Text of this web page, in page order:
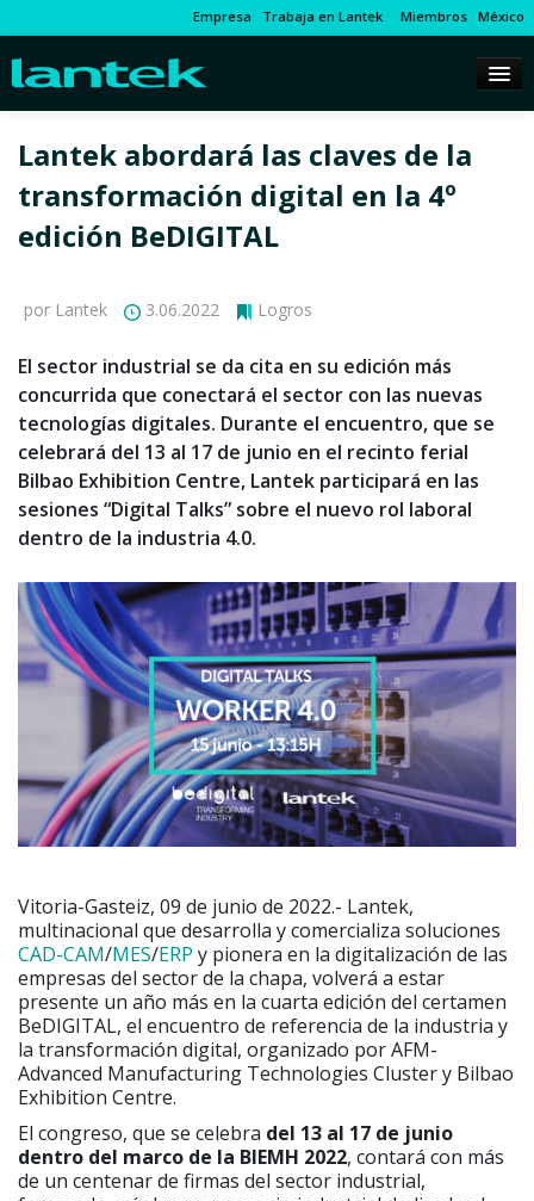
Empresa Trabaja en Lantek Miembros México
Lantek abordará las claves de la
transformación digital en la 4º
edición BeDIGITAL
por Lantek 3.06.2022 Logros
El sector industrial se da cita en su edición más
concurrida que conectará el sector con las nuevas
tecnologías digitales. Durante el encuentro, que se
celebrará del 13 al 17 de junio en el recinto ferial
Bilbao Exhibition Centre, Lantek participará en las
sesiones “Digital Talks” sobre el nuevo rol laboral
dentro de la industria 4.0.
Vitoria-Gasteiz, 09 de junio de 2022.- Lantek,
multinacional que desarrolla y comercializa soluciones
CAD-CAM/MES/ERP y pionera en la digitalización de las
empresas del sector de la chapa, volverá a estar
presente un año más en la cuarta edición del certamen
BeDIGITAL, el encuentro de referencia de la industria y
la transformación digital, organizado por AFM-
Advanced Manufacturing Technologies Cluster y Bilbao
Exhibition Centre.
El congreso, que se celebra del 13 al 17 de junio
dentro del marco de la BIEMH 2022, contará con más
de un centenar de firmas del sector industrial,